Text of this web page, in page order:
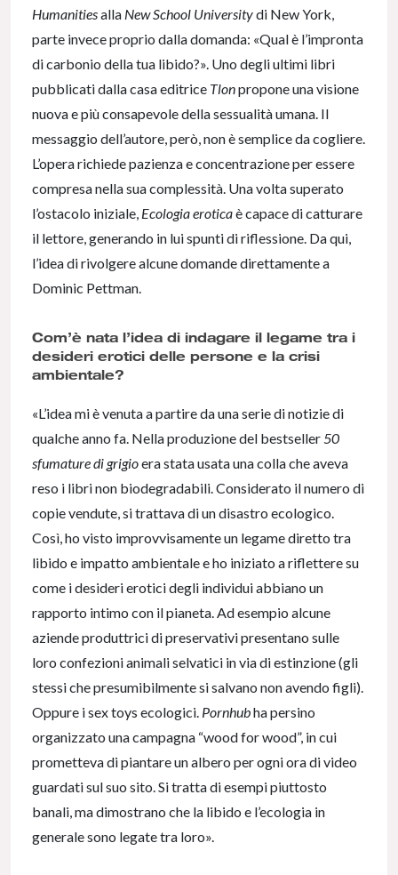
Humanitiesalla New School Universitydi New York,
parte invece proprio dalla domanda: «Qual è l’impronta
di carbonio della tua libido?». Uno degli ultimi libri
pubblicati dalla casa editrice Tlonpropone una visione
nuova e più consapevole della sessualità umana. Il
messaggio dell’autore, però, non è semplice da cogliere.
L’opera richiede pazienza e concentrazione per essere
compresa nella sua complessità. Una volta superato
l’ostacolo iniziale, Ecologia eroticaè capace di catturare
il lettore, generando in lui spunti di riflessione. Da qui,
l’idea di rivolgere alcune domande direttamente a
Dominic Pettman.
Com’è nata l’idea di indagare il legame tra i
desideri erotici delle persone e la crisi
ambientale?
«L’idea mi è venuta a partire da una serie di notizie di
qualche anno fa. Nella produzione del bestseller 50
sfumature di grigioera stata usata una colla che aveva
reso i libri non biodegradabili. Considerato il numero di
copie vendute, si trattava di un disastro ecologico.
Così, ho visto improvvisamente un legame diretto tra
libido e impatto ambientale e ho iniziato a riflettere su
come i desideri erotici degli individui abbiano un
rapporto intimo con il pianeta. Ad esempio alcune
aziende produttrici di preservativi presentano sulle
loro confezioni animali selvatici in via di estinzione (gli
stessi che presumibilmente si salvano non avendo figli).
Oppure i sex toys ecologici. Pornhubha persino
organizzato una campagna “wood for wood”, in cui
prometteva di piantare un albero per ogni ora di video
guardati sul suo sito. Si tratta di esempi piuttosto
banali, ma dimostrano che la libido e l’ecologia in
generale sono legate tra loro».